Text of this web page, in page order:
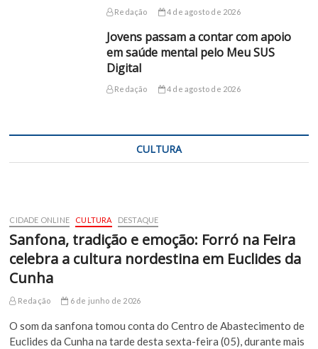
Redação 4 de agosto de 2026
Jovens passam a contar com apoio
em saúde mental pelo Meu SUS
Digital
Redação 4 de agosto de 2026
CULTURA
CIDADE ONLINE CULTURA DESTAQUE
Sanfona, tradição e emoção: Forró na Feira
celebra a cultura nordestina em Euclides da
Cunha
Redação 6 de junho de 2026
O som da sanfona tomou conta do Centro de Abastecimento de
Euclides da Cunha na tarde desta sexta-feira (05), durante mais